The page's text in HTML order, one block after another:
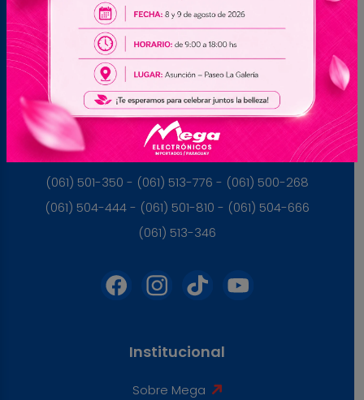
Brasil
(045) 3528-9053 - (045) 3528-8462
(045) 3025-7072 - (045) 3025-7736
(045) 3025-7713
Paraguay
(061) 501-350 - (061) 513-776 - (061) 500-268
(061) 504-444 - (061) 501-810 - (061) 504-666
(061) 513-346
Institucional
Sobre Mega